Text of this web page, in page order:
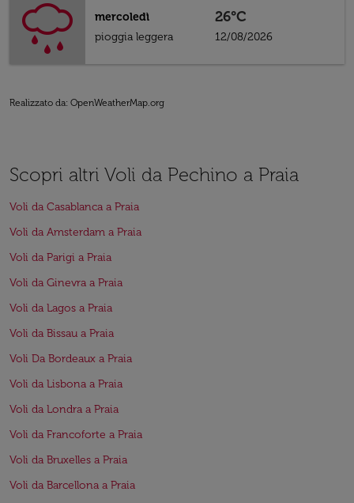
mercoledì
pioggia leggera
26°C
12/08/2026
Realizzato da: OpenWeatherMap.org
Scopri altri Voli da Pechino a Praia
Voli da Casablanca a Praia
Voli da Amsterdam a Praia
Voli da Parigi a Praia
Voli da Ginevra a Praia
Voli da Lagos a Praia
Voli da Bissau a Praia
Voli Da Bordeaux a Praia
Voli da Lisbona a Praia
Voli da Londra a Praia
Voli da Francoforte a Praia
Voli da Bruxelles a Praia
Voli da Barcellona a Praia